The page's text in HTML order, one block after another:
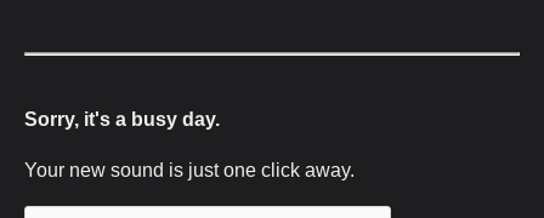
Sorry, it's a busy day.
Your new sound is just one click away.